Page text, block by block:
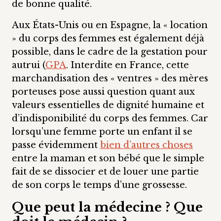
de bonne qualité.
Aux États-Unis ou en Espagne, la « location
» du corps des femmes est également déjà
possible, dans le cadre de la gestation pour
autrui (GPA. Interdite en France, cette
marchandisation des « ventres » des mères
porteuses pose aussi question quant aux
valeurs essentielles de dignité humaine et
d’indisponibilité du corps des femmes. Car
lorsqu’une femme porte un enfant il se
passe évidemment bien d’autres choses
entre la maman et son bébé que le simple
fait de se dissocier et de louer une partie
de son corps le temps d’une grossesse.
Que peut la médecine ? Que